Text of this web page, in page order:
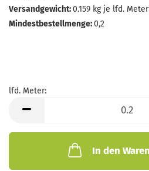
Versandgewicht:0.159 kg je lfd. Meter
Mindestbestellmenge:0,2
lfd. Meter:
Meter
In den